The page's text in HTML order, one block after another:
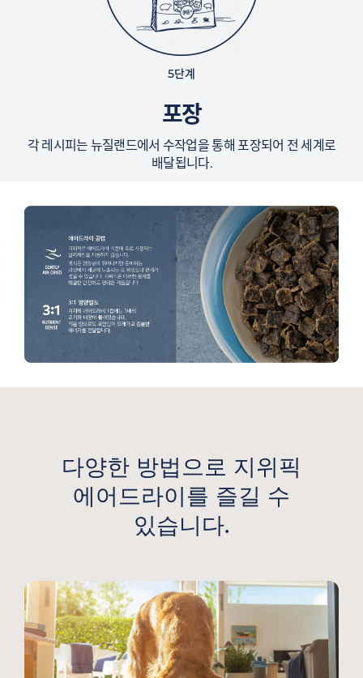
5단계
포장
각 레시피는 뉴질랜드에서 수작업을 통해 포장되어 전 세계로
배달됩니다.
다양한 방법으로 지위픽
에어드라이를 즐길 수
있습니다.